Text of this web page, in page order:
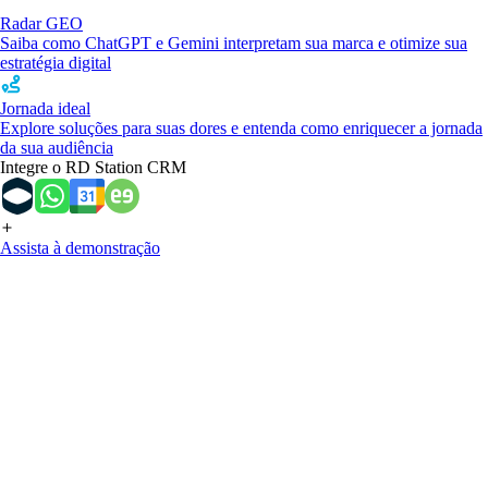
Radar GEO
Saiba como ChatGPT e Gemini interpretam sua marca e otimize sua
estratégia digital
Jornada ideal
Explore soluções para suas dores e entenda como enriquecer a jornada
da sua audiência
Integre o RD Station CRM
Assista à demonstração